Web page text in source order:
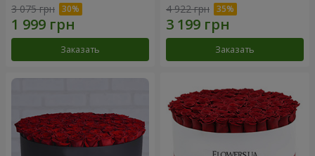
3 075 грн
Заказать
4 922 грн
Заказать